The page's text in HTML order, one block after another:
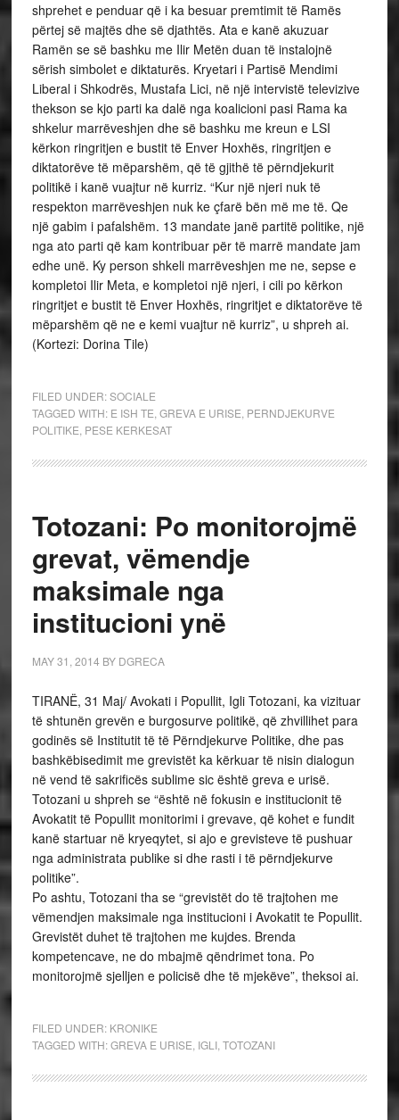
shprehet e penduar që i ka besuar premtimit të Ramës
përtej së majtës dhe së djathtës. Ata e kanë akuzuar
Ramën se së bashku me Ilir Metën duan të instalojnë
sërish simbolet e diktaturës. Kryetari i Partisë Mendimi
Liberal i Shkodrës, Mustafa Lici, në një intervistë televizive
thekson se kjo parti ka dalë nga koalicioni pasi Rama ka
shkelur marrëveshjen dhe së bashku me kreun e LSI
kërkon ringritjen e bustit të Enver Hoxhës, ringritjen e
diktatorëve të mëparshëm, që të gjithë të përndjekurit
politikë i kanë vuajtur në kurriz. “Kur një njeri nuk të
respekton marrëveshjen nuk ke çfarë bën më me të. Qe
një gabim i pafalshëm. 13 mandate janë partitë politike, një
nga ato parti që kam kontribuar për të marrë mandate jam
edhe unë. Ky person shkeli marrëveshjen me ne, sepse e
kompletoi Ilir Meta, e kompletoi një njeri, i cili po kërkon
ringritjet e bustit të Enver Hoxhës, ringritjet e diktatorëve të
mëparshëm që ne e kemi vuajtur në kurriz”, u shpreh ai.
(Kortezi: Dorina Tile)
FILED UNDER:SOCIALE
TAGGED WITH: E ISH TE GREVA E URISE PERNDJEKURVE
POLITIKE PESE KERKESAT
Totozani: Po monitorojmë
grevat, vëmendje
maksimale nga
institucioni ynë
MAY 31, 2014 BY DGRECA
TIRANË, 31 Maj/ Avokati i Popullit, Igli Totozani, ka vizituar
të shtunën grevën e burgosurve politikë, që zhvillihet para
godinës së Institutit të të Përndjekurve Politike, dhe pas
bashkëbisedimit me grevistët ka kërkuar të nisin dialogun
në vend të sakrificës sublime sic është greva e urisë.
Totozani u shpreh se “është në fokusin e institucionit të
Avokatit të Popullit monitorimi i grevave, që kohet e fundit
kanë startuar në kryeqytet, si ajo e grevisteve të pushuar
nga administrata publike si dhe rasti i të përndjekurve
politike”.
Po ashtu, Totozani tha se “grevistët do të trajtohen me
vëmendjen maksimale nga institucioni i Avokatit te Popullit.
Grevistët duhet të trajtohen me kujdes. Brenda
kompetencave, ne do mbajmë qëndrimet tona. Po
monitorojmë sjelljen e policisë dhe të mjekëve”, theksoi ai.
FILED UNDER: KRONIKE
TAGGED WITH:GREVA E URISE IGLI, TOTOZANI